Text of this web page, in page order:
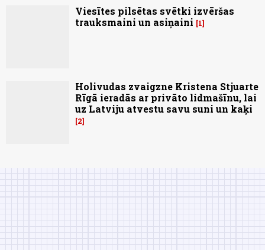
Viesītes pilsētas svētki izvēršas
trauksmaini un asiņaini
1
Holivudas zvaigzne Kristena Stjuarte
Rīgā ieradās ar privāto lidmašīnu, lai
uz Latviju atvestu savu suni un kaķi
2